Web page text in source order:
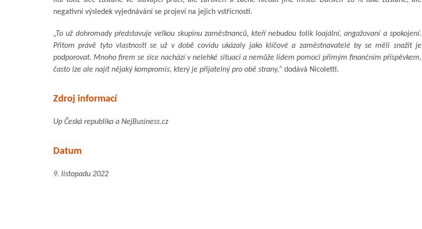
negativní výsledek vyjednávání se projeví na jejich vstřícnosti.
„To už dohromady představuje velkou skupinu zaměstnanců, kteří nebudou tolik loajální, angažovaní a spokojení.
Přitom právě tyto vlastnosti se už v době covidu ukázaly jako klíčové a zaměstnavatelé by se měli snažit je
podporovat. Mnoho firem se sice nachází v nelehké situaci a nemůže lidem pomoci přímým finančním příspěvkem,
často lze ale najít nějaký kompromis, který je přijatelný pro obě strany,“ dodává Nicoletti.
Zdroj informací
Up Česká republika a NejBusiness.cz
Datum
9. listopadu 2022